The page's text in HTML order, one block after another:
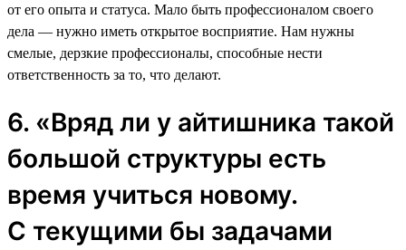
от его опыта и статуса. Мало быть профессионалом своего
дела — нужно иметь открытое восприятие. Нам нужны
смелые, дерзкие профессионалы, способные нести
ответственность за то, что делают.
6. «Вряд ли у айтишника такой
большой структуры есть
время учиться новому.
С текущими бы задачами